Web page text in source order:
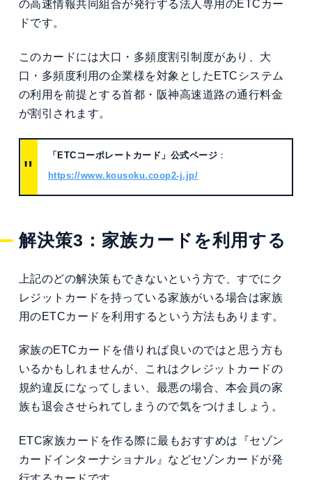
の高速情報共同組合が発行する法人専用のETCカー
ドです。
このカードには大口・多頻度割引制度があり、大
口・多頻度利用の企業様を対象としたETCシステム
の利用を前提とする首都・阪神高速道路の通行料金
が割引されます。
「ETCコーポレートカード」公式ページ ：
https://www.kousoku.coop2-j.jp/
解決策3：家族カードを利用する
上記のどの解決策もできないという方で、すでにク
レジットカードを持っている家族がいる場合は家族
用のETCカードを利用するという方法もあります。
家族のETCカードを借りれば良いのではと思う方も
いるかもしれませんが、これはクレジットカードの
規約違反になってしまい、最悪の場合、本会員の家
族も退会させられてしまうので気をつけましょう。
ETC家族カードを作る際に最もおすすめは『セゾン
カードインターナショナル』などセゾンカードが発